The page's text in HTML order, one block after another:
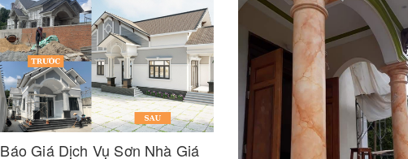
Báo Giá Dịch Vụ Sơn Nhà Giá